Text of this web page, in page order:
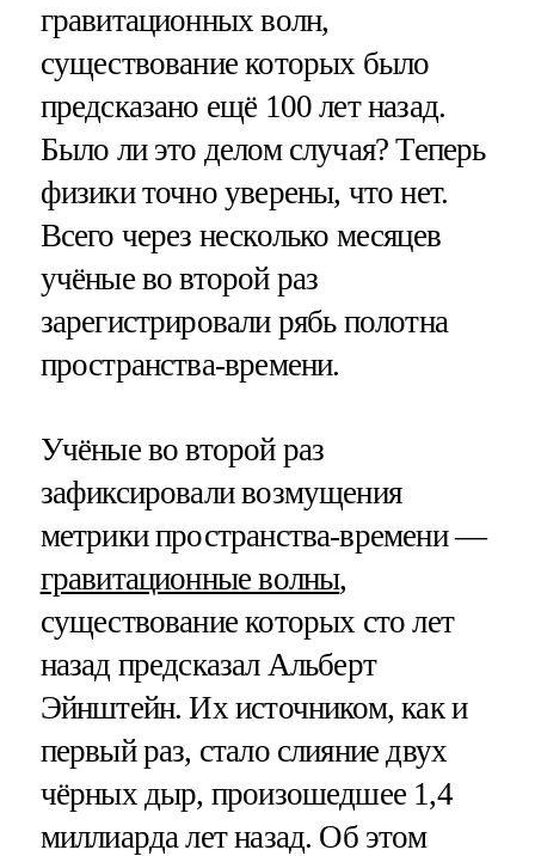
гравитационных волн,
существование которых было
предсказано ещё 100 лет назад.
Было ли это делом случая? Теперь
физики точно уверены, что нет.
Всего через несколько месяцев
учёные во второй раз
зарегистрировали рябь полотна
пространства-времени.
Учёные во второй раз
зафиксировали возмущения
метрики пространства-времени —
гравитационные волны,
существование которых сто лет
назад предсказал Альберт
Эйнштейн. Их источником, как и
первый раз, стало слияние двух
чёрных дыр, произошедшее 1,4
миллиарда лет назад. Об этом